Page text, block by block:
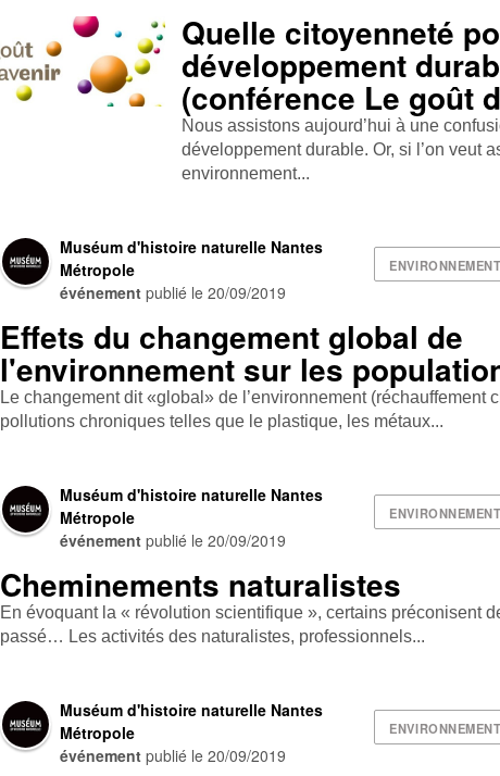
Quelle citoyenneté
développement
(conférence Le goût
Nous assistons aujourd’hui à une
développement durable. Or, si l’on veut
environnement...
ENVIRONNEMENT
Muséum d'histoire naturelle Nantes
Métropole
événement publié le20/09/2019
Effets du changement global de
l'environnement sur les
Le changement dit «global» de l’environnement (réchauffement
pollutions chroniques telles que le plastique, les métaux...
ENVIRONNEMENT
Muséum d'histoire naturelle Nantes
Métropole
événement publié le20/09/2019
Cheminements naturalistes
En évoquant la « révolution scientifique », certains préconisent
passé… Les activités des naturalistes, professionnels...
ENVIRONNEMENT
Muséum d'histoire naturelle Nantes
Métropole
événement publié le20/09/2019